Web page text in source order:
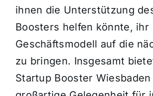
ihnen die Unterstützung
Boosters helfen könnte, ihr
Geschäftsmodell auf die
zu bringen. Insgesamt
Startup Booster